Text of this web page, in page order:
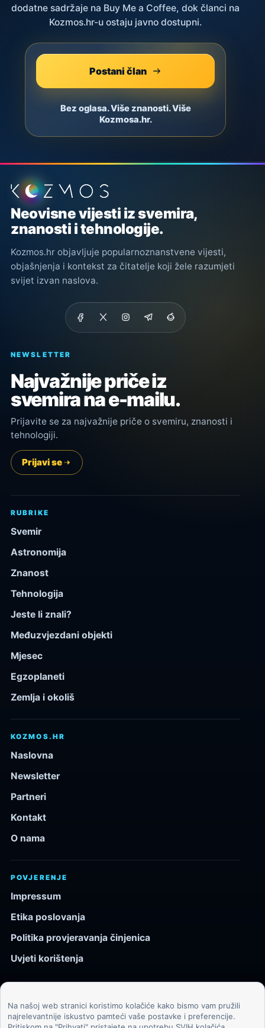
dodatne sadržaje na Buy Me a Coffee, dok članci na
Kozmos.hr-u ostaju javno dostupni.
Postani član
Bez oglasa. Više znanosti. Više
Kozmosa.hr.
Podnožje stranice
Neovisne vijesti iz svemira,
znanosti i tehnologije.
Kozmos.hr objavljuje popularnoznanstvene vijesti,
objašnjenja i kontekst za čitatelje koji žele razumjeti
svijet izvan naslova.
NEWSLETTER
Najvažnije priče iz
svemira na e-mailu.
Prijavite se za najvažnije priče o svemiru, znanosti i
tehnologiji.
Prijavi se
RUBRIKE
Svemir
Astronomija
Znanost
Tehnologija
Jeste li znali?
Međuzvjezdani objekti
Mjesec
Egzoplaneti
Zemlja i okoliš
KOZMOS.HR
Naslovna
Newsletter
Partneri
Kontakt
O nama
POVJERENJE
Impressum
Etika poslovanja
Politika provjeravanja činjenica
Uvjeti korištenja
© 2026 Kozmos.hr. Sva prava pridržana.
Na našoj web stranici koristimo kolačiće kako bismo vam pružili
najrelevantnije iskustvo pamteći vaše postavke i preferencije.